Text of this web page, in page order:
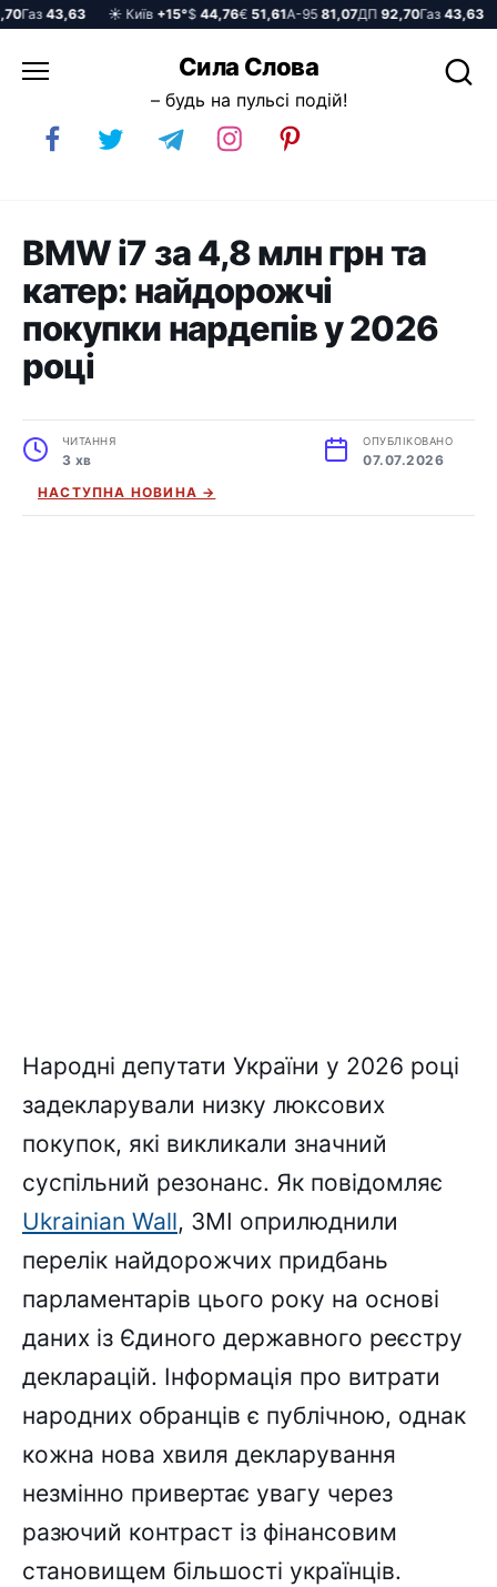
Газ43,63 ☀️ Київ+15°$44,76€51,61А-9581,07ДП92,70Газ43,63
до
Сила Слова
– будь на пульсі подій!
BMW i7 за 4,8 млн грн та
катер: найдорожчі
покупки нардепів у 2026
році
ЧИТАННЯ
3 хв
ОПУБЛІКОВАНО
07.07.2026
НАСТУПНА НОВИНА →
Народні депутати України у 2026 році
задекларували низку люксових
покупок, які викликали значний
суспільний резонанс. Як повідомляє
Ukrainian Wall, ЗМІ оприлюднили
перелік найдорожчих придбань
парламентарів цього року на основі
даних із Єдиного державного реєстру
декларацій. Інформація про витрати
народних обранців є публічною, однак
кожна нова хвиля декларування
незмінно привертає увагу через
разючий контраст із фінансовим
становищем більшості українців.